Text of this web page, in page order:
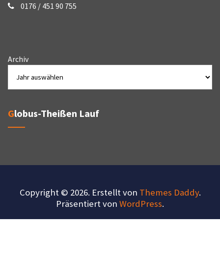
0176 / 451 90 755
Archiv
Globus-Theißen Lauf
Copyright © 2026. Erstellt von Themes Daddy.
Präsentiert von WordPress.